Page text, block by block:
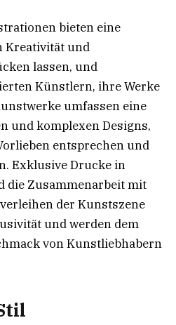
bieten eine
Kreativität und
lassen, und
Künstlern, ihre Werke
umfassen eine
und komplexen Designs,
entsprechen und
Exklusive Drucke in
die Zusammenarbeit mit
der Kunstszene
und werden dem
von Kunstliebhabern